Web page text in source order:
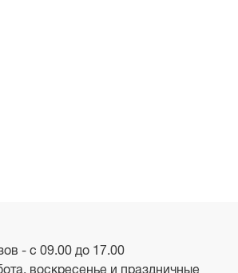
- с 09.00 до 17.00
воскресенье и праздничные